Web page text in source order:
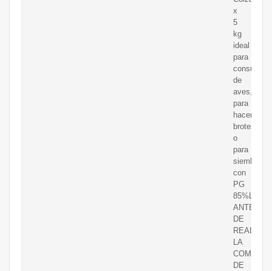
x
5
kg
ideal
para
consumo
de
aves,
para
hacer
brotes
o
para
siembra
con
PG
85%LEER
ANTES
DE
REALIZAR
LA
DE